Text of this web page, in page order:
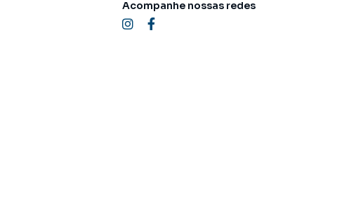
Acompanhe nossas redes